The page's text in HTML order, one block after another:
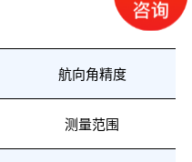
航向角精度
测量范围